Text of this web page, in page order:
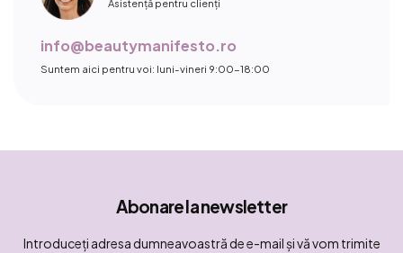
info@beautymanifesto.ro
Suntem aici pentru voi: luni-vineri 9:00-18:00
Abonare la newsletter
Introduceţi adresa dumneavoastră de e-mail şi vă vom trimite